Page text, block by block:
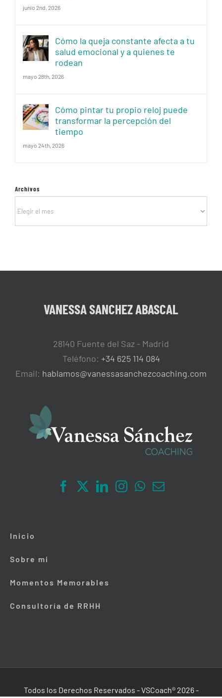
junio 2nd, 2026
Cómo la queja constante afecta a tu
salud emocional y a quienes te
rodean
mayo 28th, 2026
Cómo pintar tu propio reloj puede
transformar la percepción del
tiempo
mayo 24th, 2026
Archivos
VANESSA SANCHEZ ABASCAL
28140 Fuente del Saz - Madrid
Teléfono: +34 625 114 084
Email: hablamos@vanessasanchezcoaching.com
Inicio
Sobre mi
Momentos Memorables
Consultoría de RRHH
Todos los Derechos Reservados - VSCoach® 2026-